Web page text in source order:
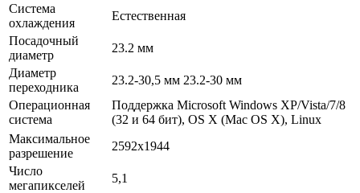
Система
охлаждения
Естественная
Посадочный
диаметр
23.2 мм
Диаметр
переходника
23.2-30,5 мм 23.2-30 мм
Операционная
система
Поддержка Microsoft Windows XP/Vista/7/8
(32 и 64 бит), OS X (Mac OS X), Linux
Максимальное
разрешение
2592х1944
Число
мегапикселей
5,1